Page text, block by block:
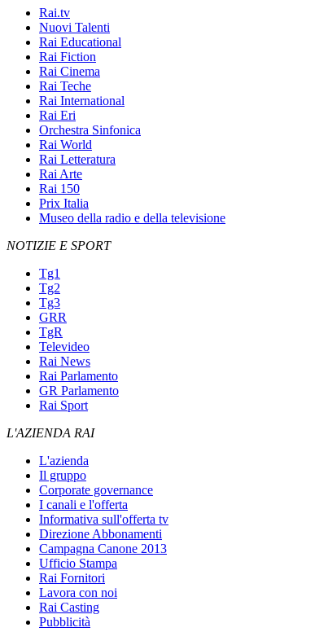
Rai.tv
Nuovi Talenti
Rai Educational
Rai Fiction
Rai Cinema
Rai Teche
Rai International
Rai Eri
Orchestra Sinfonica
Rai World
Rai Letteratura
Rai Arte
Rai 150
Prix Italia
Museo della radio e della televisione
NOTIZIE E SPORT
Tg1
Tg2
Tg3
GRR
TgR
Televideo
Rai News
Rai Parlamento
GR Parlamento
Rai Sport
L'AZIENDA RAI
L'azienda
Il gruppo
Corporate governance
I canali e l'offerta
Informativa sull'offerta tv
Direzione Abbonamenti
Campagna Canone 2013
Ufficio Stampa
Rai Fornitori
Lavora con noi
Rai Casting
Pubblicità